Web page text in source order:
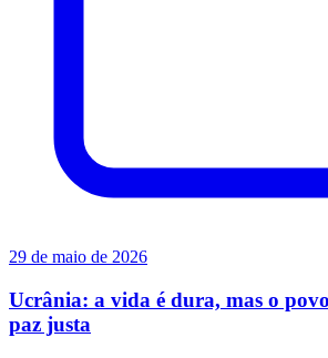
29 de maio de 2026
Ucrânia: a vida é dura, mas o
paz justa